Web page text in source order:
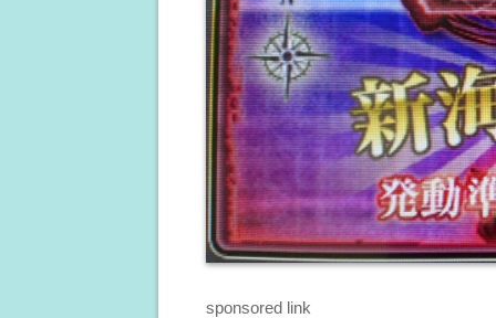
sponsored link